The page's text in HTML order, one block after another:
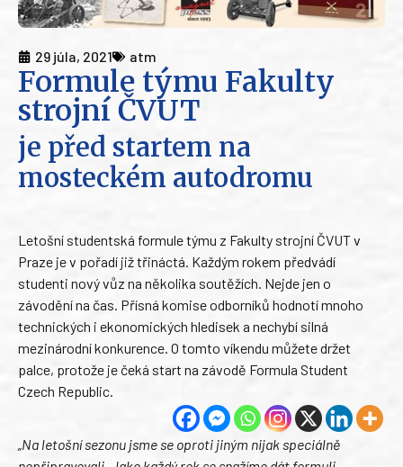
29 júla, 2021 atm
Formule týmu Fakulty
strojní ČVUT
je před startem na
mosteckém autodromu
Letošní studentská formule týmu z Fakulty strojní ČVUT v
Praze je v pořadí již třináctá. Každým rokem předvádí
studenti nový vůz na několika soutěžích. Nejde jen o
závodění na čas. Přísná komise odborníků hodnotí mnoho
technických i ekonomických hledisek a nechybí silná
mezinárodní konkurence. O tomto víkendu můžete držet
palce, protože je čeká start na závodě Formula Student
Czech Republic.
„Na letošní sezonu jsme se oproti jiným nijak speciálně